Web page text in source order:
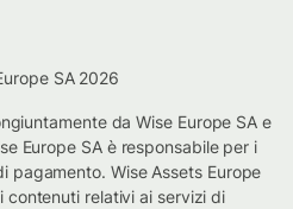
SA 2026
da Wise Europe SA e
Europe SA è responsabile per i
pagamento. Wise Assets Europe
contenuti relativi ai servizi di